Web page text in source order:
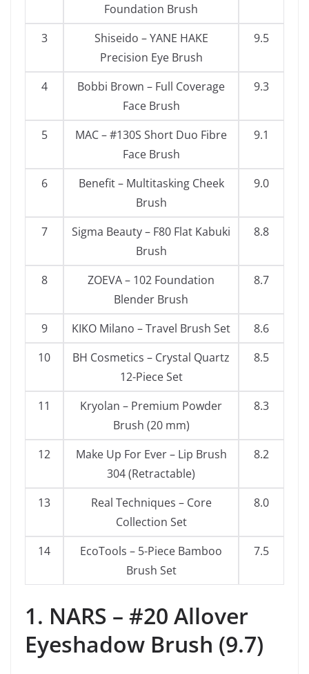
Foundation Brush
3
Shiseido – YANE HAKE
Precision Eye Brush
9.5
4
Bobbi Brown – Full Coverage
Face Brush
9.3
5
MAC – #130S Short Duo Fibre
Face Brush
9.1
6
Benefit – Multitasking Cheek
Brush
9.0
7
Sigma Beauty – F80 Flat Kabuki
Brush
8.8
8
ZOEVA – 102 Foundation
Blender Brush
8.7
9 KIKO Milano – Travel Brush Set
8.6
10
BH Cosmetics – Crystal Quartz
12-Piece Set
8.5
11
Kryolan – Premium Powder
Brush (20 mm)
8.3
12
Make Up For Ever – Lip Brush
304 (Retractable)
8.2
13
Real Techniques – Core
Collection Set
8.0
14
EcoTools – 5-Piece Bamboo
Brush Set
7.5
1. NARS – #20 Allover
Eyeshadow Brush (9.7)